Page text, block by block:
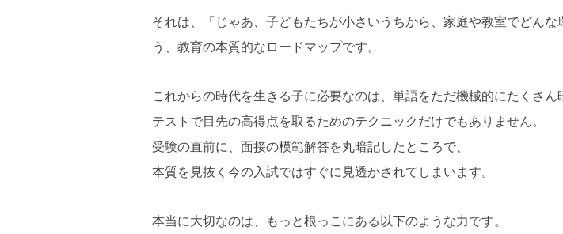
それは、「じゃあ、子どもたちが小さいうちから、家庭や教室でどん
う、教育の本質的なロードマップです。
これからの時代を生きる子に必要なのは、単語をただ機械的にたくさん
テストで目先の高得点を取るためのテクニックだけでもありません。
受験の直前に、面接の模範解答を丸暗記したところで、
本質を見抜く今の入試ではすぐに見透かされてしまいます。
本当に大切なのは、もっと根っこにある以下のような力です。